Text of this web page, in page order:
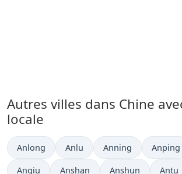
Autres villes dans Chine
locale
Heure actuelle à
Anlong Heure actuelle à
Anlu Heure actuelle à
Anning Heure
Anping
Heure actuelle à
Anqiu Heure actuelle à
Anshan Heure actuelle à
Anshun Antu